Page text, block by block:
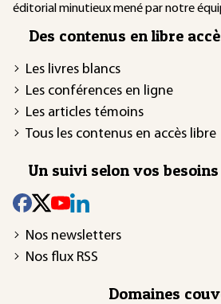
éditorial minutieux mené par notre
Des contenus en libre
Les livres blancs
Les conférences en ligne
Les articles témoins
Tous les contenus en accès libre
Un suivi selon vos besoins
Nos newsletters
Nos flux RSS
Domaines